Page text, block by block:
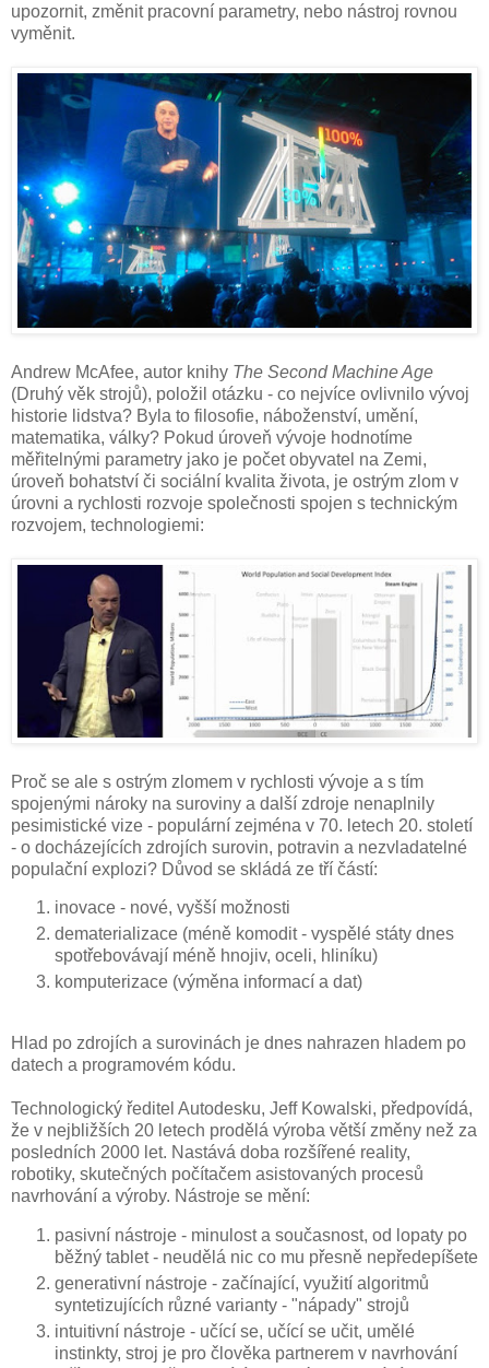
upozornit, změnit pracovní parametry, nebo nástroj rovnou
vyměnit.
Andrew McAfee, autor knihy The Second Machine Age
(Druhý věk strojů), položil otázku - co nejvíce ovlivnilo vývoj
historie lidstva? Byla to filosofie, náboženství, umění,
matematika, války? Pokud úroveň vývoje hodnotíme
měřitelnými parametry jako je počet obyvatel na Zemi,
úroveň bohatství či sociální kvalita života, je ostrým zlom v
úrovni a rychlosti rozvoje společnosti spojen s technickým
rozvojem, technologiemi:
Proč se ale s ostrým zlomem v rychlosti vývoje a s tím
spojenými nároky na suroviny a další zdroje nenaplnily
pesimistické vize - populární zejména v 70. letech 20. století
- o docházejících zdrojích surovin, potravin a nezvladatelné
populační explozi? Důvod se skládá ze tří částí:
inovace - nové, vyšší možnosti
dematerializace (méně komodit - vyspělé státy dnes
spotřebovávají méně hnojiv, oceli, hliníku)
komputerizace (výměna informací a dat)
Hlad po zdrojích a surovinách je dnes nahrazen hladem po
datech a programovém kódu.
Technologický ředitel Autodesku, Jeff Kowalski, předpovídá,
že v nejbližších 20 letech prodělá výroba větší změny než za
posledních 2000 let. Nastává doba rozšířené reality,
robotiky, skutečných počítačem asistovaných procesů
navrhování a výroby. Nástroje se mění:
pasivní nástroje - minulost a současnost, od lopaty po
běžný tablet - neudělá nic co mu přesně nepředepíšete
generativní nástroje - začínající, využití algoritmů
syntetizujících různé varianty - "nápady" strojů
intuitivní nástroje - učící se, učící se učit, umělé
instinkty, stroj je pro člověka partnerem v navrhování